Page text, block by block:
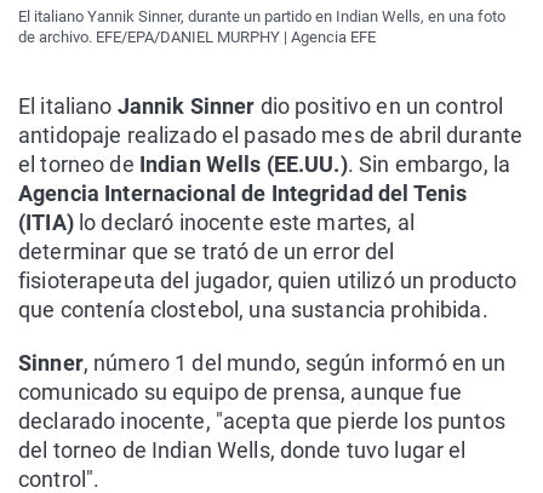
El italiano Yannik Sinner, durante un partido en Indian Wells, en una foto
de archivo. EFE/EPA/DANIEL MURPHY | Agencia EFE
El italiano Jannik Sinner dio positivo en un control
antidopaje realizado el pasado mes de abril durante
el torneo de Indian Wells (EE.UU.). Sin embargo, la
Agencia Internacional de Integridad del Tenis
(ITIA)lo declaró inocente este martes, al
determinar que se trató de un error del
fisioterapeuta del jugador, quien utilizó un producto
que contenía clostebol, una sustancia prohibida.
Sinner, número 1 del mundo, según informó en un
comunicado su equipo de prensa, aunque fue
declarado inocente, "acepta que pierde los puntos
del torneo de Indian Wells, donde tuvo lugar el
control".